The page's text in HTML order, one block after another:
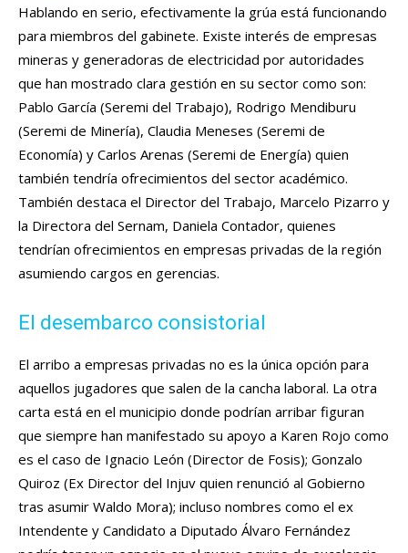
Hablando en serio, efectivamente la grúa está funcionando
para miembros del gabinete. Existe interés de empresas
mineras y generadoras de electricidad por autoridades
que han mostrado clara gestión en su sector como son:
Pablo García (Seremi del Trabajo), Rodrigo Mendiburu
(Seremi de Minería), Claudia Meneses (Seremi de
Economía) y Carlos Arenas (Seremi de Energía) quien
también tendría ofrecimientos del sector académico.
También destaca el Director del Trabajo, Marcelo Pizarro y
la Directora del Sernam, Daniela Contador, quienes
tendrían ofrecimientos en empresas privadas de la región
asumiendo cargos en gerencias.
El desembarco consistorial
El arribo a empresas privadas no es la única opción para
aquellos jugadores que salen de la cancha laboral. La otra
carta está en el municipio donde podrían arribar figuran
que siempre han manifestado su apoyo a Karen Rojo como
es el caso de Ignacio León (Director de Fosis); Gonzalo
Quiroz (Ex Director del Injuv quien renunció al Gobierno
tras asumir Waldo Mora); incluso nombres como el ex
Intendente y Candidato a Diputado Álvaro Fernández